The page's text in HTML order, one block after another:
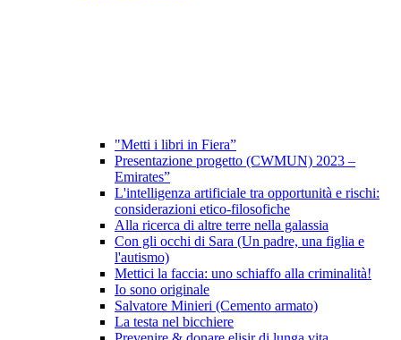
"Metti i libri in Fiera”
Presentazione progetto (CWMUN) 2023 –
Emirates”
L'intelligenza artificiale tra opportunità e rischi:
considerazioni etico-filosofiche
Alla ricerca di altre terre nella galassia
Con gli occhi di Sara (Un padre, una figlia e
l'autismo)
Mettici la faccia: uno schiaffo alla criminalità!
Io sono originale
Salvatore Minieri (Cemento armato)
La testa nel bicchiere